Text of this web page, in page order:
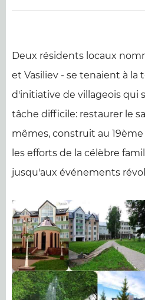
Deux résidents locaux
et Vasiliev - se tenaient à la
d'initiative de villageois qui
tâche difficile: restaurer le
mêmes, construit au
les efforts de la célèbre
jusqu'aux événements